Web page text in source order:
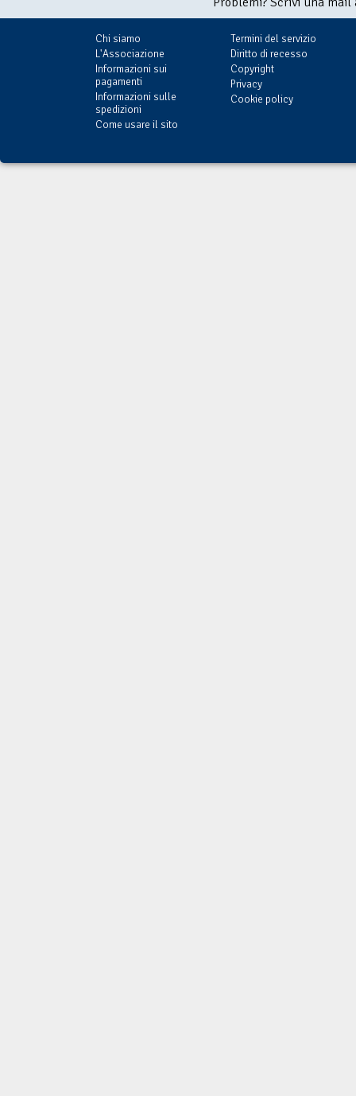
Chi siamo
L'Associazione
Informazioni sui
pagamenti
Informazioni sulle
spedizioni
Come usare il sito
Termini del servizio
Diritto di recesso
Copyright
Privacy
Cookie policy